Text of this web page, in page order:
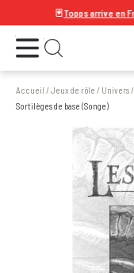
Topps arrive en
Ouvrir le menu Ouvrir la recherche
Accueil /Jeux de rôle / Univers/
Sortilèges de base (Songe)